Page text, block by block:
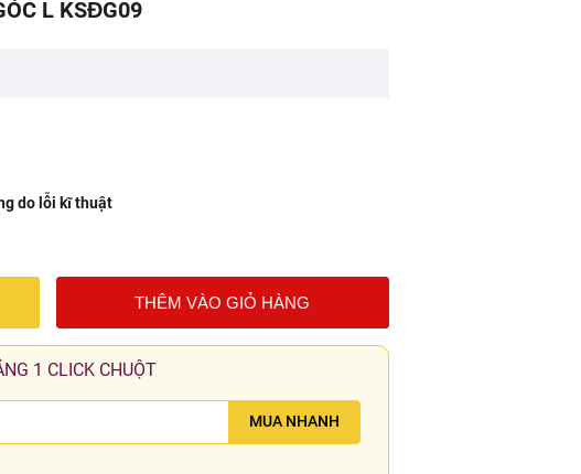
L KSĐG09
do lỗi kĩ thuật
THÊM VÀO GIỎ HÀNG
1 CLICK CHUỘT
MUA NHANH